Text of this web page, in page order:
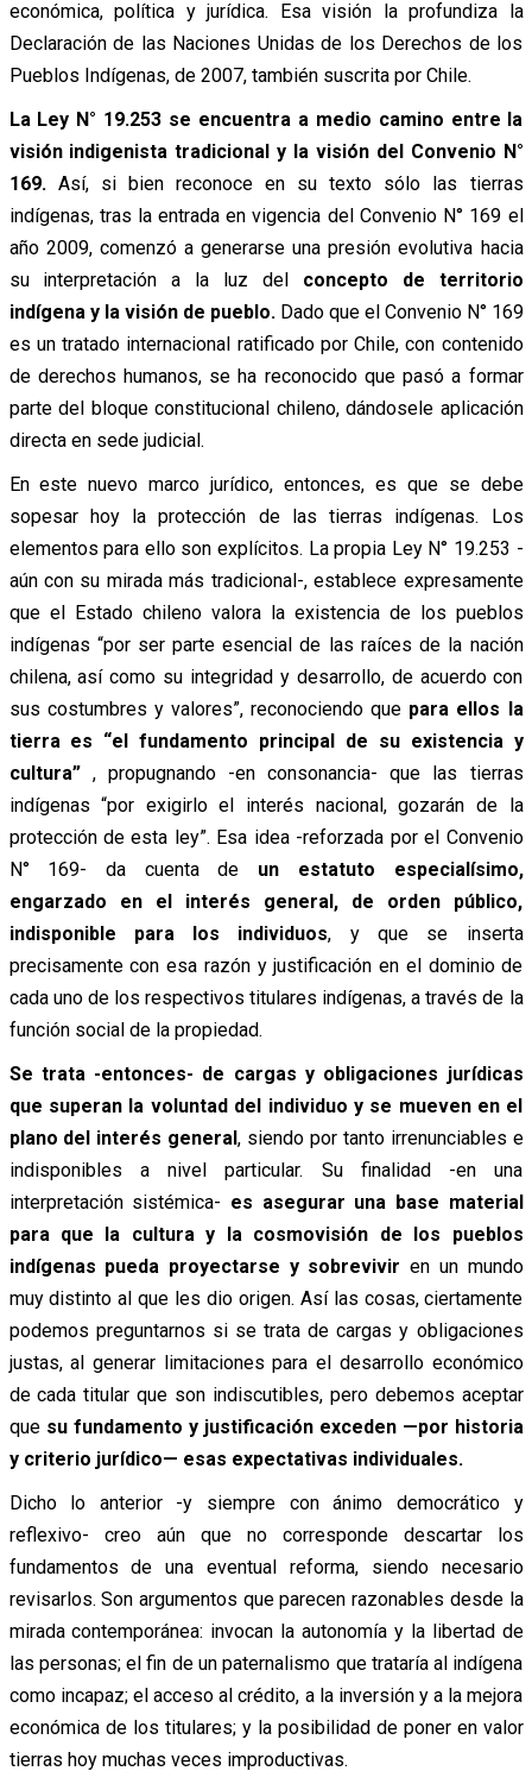
económica, política y jurídica. Esa visión la profundiza la
Declaración de las Naciones Unidas de los Derechos de los
Pueblos Indígenas, de 2007, también suscrita por Chile.
La Ley N° 19.253 se encuentra a medio camino entre la
visión indigenista tradicional y la visión del Convenio N°
169. Así, si bien reconoce en su texto sólo las tierras
indígenas, tras la entrada en vigencia del Convenio N° 169 el
año 2009, comenzó a generarse una presión evolutiva hacia
su interpretación a la luz del concepto de territorio
indígena y la visión de pueblo. Dado que el Convenio N° 169
es un tratado internacional ratificado por Chile, con contenido
de derechos humanos, se ha reconocido que pasó a formar
parte del bloque constitucional chileno, dándosele aplicación
directa en sede judicial.
En este nuevo marco jurídico, entonces, es que se debe
sopesar hoy la protección de las tierras indígenas. Los
elementos para ello son explícitos. La propia Ley N° 19.253 -
aún con su mirada más tradicional-, establece expresamente
que el Estado chileno valora la existencia de los pueblos
indígenas “por ser parte esencial de las raíces de la nación
chilena, así como su integridad y desarrollo, de acuerdo con
sus costumbres y valores”, reconociendo que para ellos la
tierra es “el fundamento principal de su existencia y
cultura”, propugnando -en consonancia- que las tierras
indígenas “por exigirlo el interés nacional, gozarán de la
protección de esta ley”. Esa idea -reforzada por el Convenio
N° 169- da cuenta de un estatuto especialísimo,
engarzado en el interés general, de orden público,
indisponible para los individuos, y que se inserta
precisamente con esa razón y justificación en el dominio de
cada uno de los respectivos titulares indígenas, a través de la
función social de la propiedad.
Se trata -entonces- de cargas y obligaciones jurídicas
que superan la voluntad del individuo y se mueven en el
plano del interés general, siendo por tanto irrenunciables e
indisponibles a nivel particular. Su finalidad -en una
interpretación sistémica- es asegurar una base material
para que la cultura y la cosmovisión de los pueblos
indígenas pueda proyectarse y sobrevivir en un mundo
muy distinto al que les dio origen. Así las cosas, ciertamente
podemos preguntarnos si se trata de cargas y obligaciones
justas, al generar limitaciones para el desarrollo económico
de cada titular que son indiscutibles, pero debemos aceptar
que su fundamento y justificación exceden —por historia
y criterio jurídico— esas expectativas individuales.
Dicho lo anterior -y siempre con ánimo democrático y
reflexivo- creo aún que no corresponde descartar los
fundamentos de una eventual reforma, siendo necesario
revisarlos. Son argumentos que parecen razonables desde la
mirada contemporánea: invocan la autonomía y la libertad de
las personas; el fin de un paternalismo que trataría al indígena
como incapaz; el acceso al crédito, a la inversión y a la mejora
económica de los titulares; y la posibilidad de poner en valor
tierras hoy muchas veces improductivas.